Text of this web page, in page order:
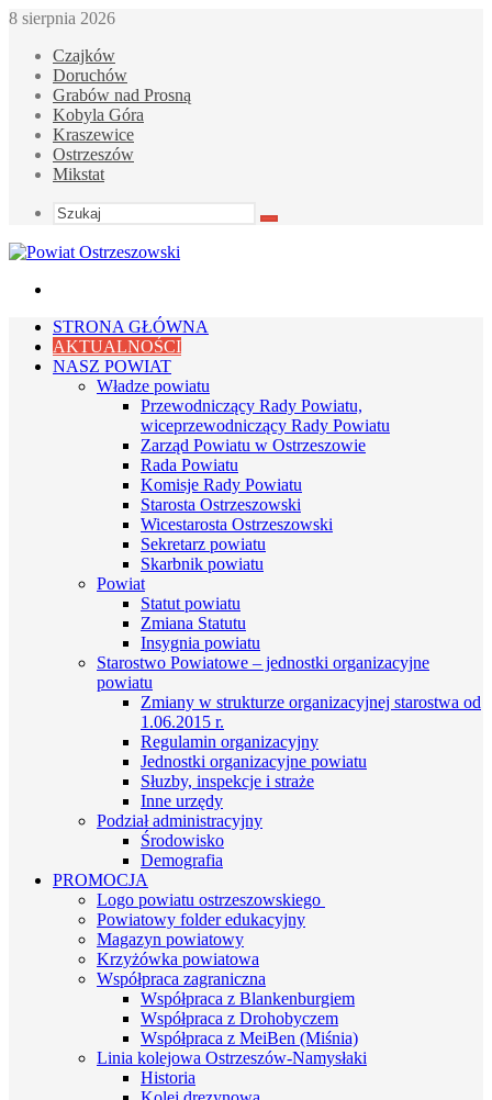
8 sierpnia 2026
Czajków
Doruchów
Grabów nad Prosną
Kobyla Góra
Kraszewice
Ostrzeszów
Mikstat
Szukaj
STRONA GŁÓWNA
AKTUALNOŚCI
NASZ POWIAT
Władze powiatu
Przewodniczący Rady Powiatu,
wiceprzewodniczący Rady Powiatu
Zarząd Powiatu w Ostrzeszowie
Rada Powiatu
Komisje Rady Powiatu
Starosta Ostrzeszowski
Wicestarosta Ostrzeszowski
Sekretarz powiatu
Skarbnik powiatu
Powiat
Statut powiatu
Zmiana Statutu
Insygnia powiatu
Starostwo Powiatowe – jednostki organizacyjne
powiatu
Zmiany w strukturze organizacyjnej starostwa od
1.06.2015 r.
Regulamin organizacyjny
Jednostki organizacyjne powiatu
Słuzby, inspekcje i straże
Inne urzędy
Podział administracyjny
Środowisko
Demografia
PROMOCJA
Logo powiatu ostrzeszowskiego
Powiatowy folder edukacyjny
Magazyn powiatowy
Krzyżówka powiatowa
Współpraca zagraniczna
Współpraca z Blankenburgiem
Współpraca z Drohobyczem
Współpraca z MeiBen (Miśnia)
Linia kolejowa Ostrzeszów-Namysłaki
Historia